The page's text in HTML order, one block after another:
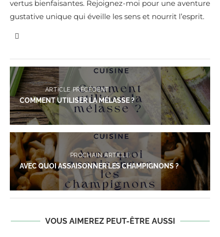
vertus bienfaisantes. Rejoignez-moi pour une aventure
gustative unique qui éveille les sens et nourrit l’esprit.
ARTICLE PRÉCÉDENT
COMMENT UTILISER LA MÉLASSE ?
PROCHAIN ARTICLE
AVEC QUOI ASSAISONNER LES CHAMPIGNONS ?
VOUS AIMEREZ PEUT-ÊTRE AUSSI